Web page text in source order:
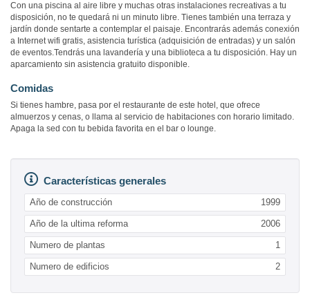
Con una piscina al aire libre y muchas otras instalaciones recreativas a tu
disposición, no te quedará ni un minuto libre. Tienes también una terraza y
jardín donde sentarte a contemplar el paisaje. Encontrarás además conexión
a Internet wifi gratis, asistencia turística (adquisición de entradas) y un salón
de eventos.Tendrás una lavandería y una biblioteca a tu disposición. Hay un
aparcamiento sin asistencia gratuito disponible.
Comidas
Si tienes hambre, pasa por el restaurante de este hotel, que ofrece
almuerzos y cenas, o llama al servicio de habitaciones con horario limitado.
Apaga la sed con tu bebida favorita en el bar o lounge.
Características generales
Año de construcción 1999
Año de la ultima reforma 2006
Numero de plantas 1
Numero de edificios 2